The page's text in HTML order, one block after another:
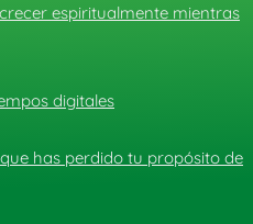
espiritualmente mientras
digitales
has perdido tu propósito de